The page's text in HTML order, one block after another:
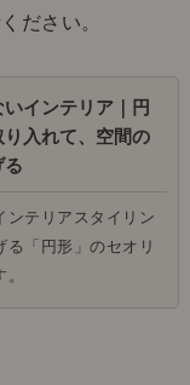
ださい。
インテリア｜円
入れて、空間の
る
ンテリアスタイリン
る「円形」のセオリ